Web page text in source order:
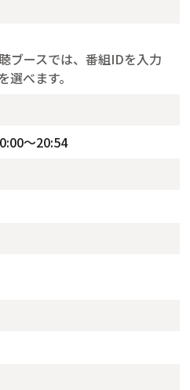
ブースでは、番組IDを入力
べます。
～20:54